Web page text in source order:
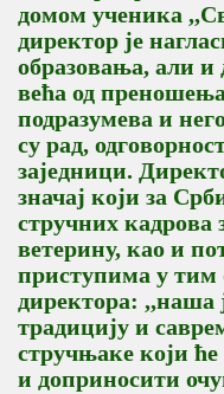
домом ученика
директор је
образовања, али и
већа од
подразумева и
су рад,
заједници.
значај који за
стручних кадрова
ветерину, као и
приступима у тим
директора: ,,наша
традицију и
стручњаке који
и доприносити